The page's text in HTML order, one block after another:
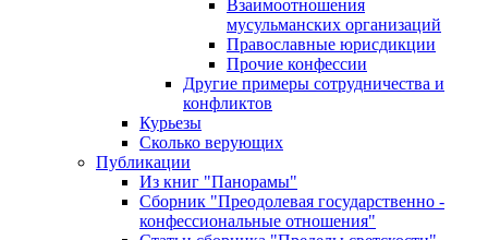
Взаимоотношения
мусульманских организаций
Православные юрисдикции
Прочие конфессии
Другие примеры сотрудничества и
конфликтов
Курьезы
Сколько верующих
Публикации
Из книг "Панорамы"
Сборник "Преодолевая государственно -
конфессиональные отношения"